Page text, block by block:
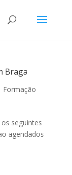
Braga
Formação
seguintes
agendados